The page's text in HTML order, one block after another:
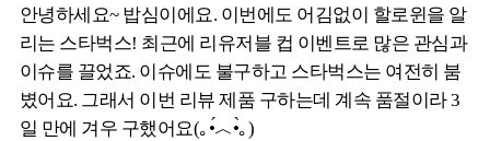
안녕하세요~ 밥심이에요. 이번에도 어김없이 할로윈을 알
리는 스타벅스! 최근에 리유저블 컵 이벤트로 많은 관심과
이슈를 끌었죠. 이슈에도 불구하고 스타벅스는 여전히 붐
볐어요. 그래서 이번 리뷰 제품 구하는데 계속 품절이라 3
일 만에 겨우 구했어요(｡•́︿•̀｡)